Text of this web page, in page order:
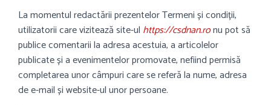
La momentul redactării prezentelor Termeni și condiții,
utilizatorii care vizitează site-ul https://csdnan.ronu pot să
publice comentarii la adresa acestuia, a articolelor
publicate și a evenimentelor promovate, nefiind permisă
completarea unor câmpuri care se referă la nume, adresa
de e-mail și website-ul unor persoane.